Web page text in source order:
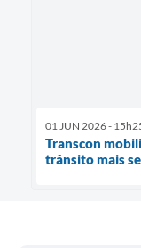
01 JUN 2026 -
Transcon
trânsito mais